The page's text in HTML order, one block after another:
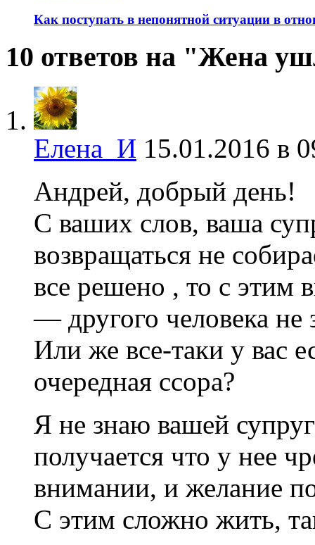
Как поступать в непонятной ситуации в
10 ответов на "Жена
Елена_И 15.01.2016 в
Андрей, добрый день!
С ваших слов, ваша
возвращаться не
все решено , то с этим
— другого человека не
Или же все-таки у вас
очередная ссора?
Я не знаю вашей
получается что у нее
внимании, и желание
С этим сложно жить,